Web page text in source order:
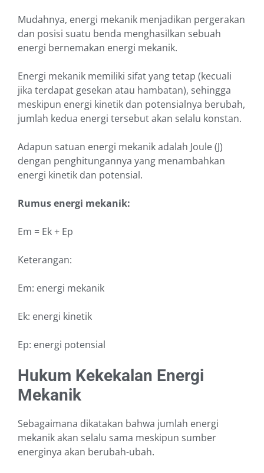
Mudahnya, energi mekanik menjadikan pergerakan
dan posisi suatu benda menghasilkan sebuah
energi bernemakan energi mekanik.
Energi mekanik memiliki sifat yang tetap (kecuali
jika terdapat gesekan atau hambatan), sehingga
meskipun energi kinetik dan potensialnya berubah,
jumlah kedua energi tersebut akan selalu konstan.
Adapun satuan energi mekanik adalah Joule (J)
dengan penghitungannya yang menambahkan
energi kinetik dan potensial.
Rumus energi mekanik:
Em = Ek + Ep
Keterangan:
Em: energi mekanik
Ek: energi kinetik
Ep: energi potensial
Hukum Kekekalan Energi
Mekanik
Sebagaimana dikatakan bahwa jumlah energi
mekanik akan selalu sama meskipun sumber
energinya akan berubah-ubah.